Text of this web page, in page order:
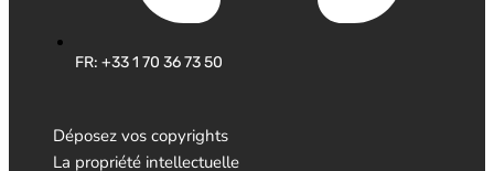
FR: +33 1 70 36 73 50
Déposez vos copyrights
La propriété intellectuelle